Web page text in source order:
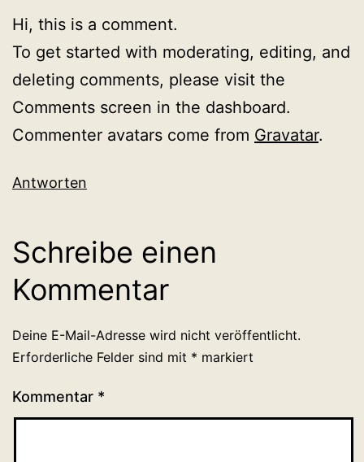
Hi, this is a comment.
To get started with moderating, editing, and
deleting comments, please visit the
Comments screen in the dashboard.
Commenter avatars come from Gravatar.
Antworten
Schreibe einen
Kommentar
Deine E-Mail-Adresse wird nicht veröffentlicht.
Erforderliche Felder sind mit * markiert
Kommentar *